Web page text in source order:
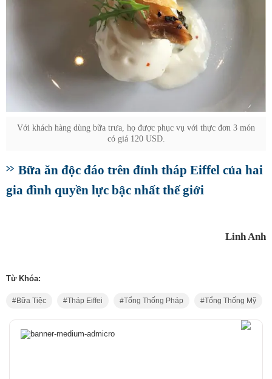
Với khách hàng dùng bữa trưa, họ được phục vụ với thực đơn 3 món
có giá 120 USD.
Bữa ăn độc đáo trên đỉnh tháp Eiffel của hai
gia đình quyền lực bậc nhất thế giới
Linh Anh
Từ Khóa:
Bữa Tiệc Tháp Eiffei Tổng Thống Pháp Tổng Thống Mỹ